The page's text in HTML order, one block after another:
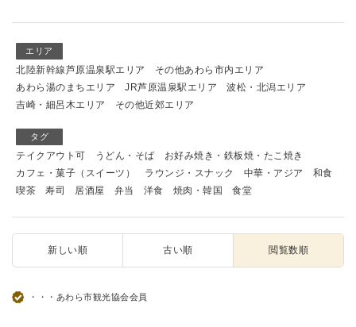
エリア
北陸新幹線芦原温泉駅エリア
その他あわら市内エリア
あわら湯のまちエリア
JR芦原温泉駅エリア
波松・北潟エリア
吉崎・細呂木エリア
その他近郊エリア
タグ
テイクアウト可 うどん・そば
お好み焼き・鉄板焼・たこ焼き
カフェ・菓子（スイーツ）
ラウンジ・スナック 中華・アジア
和食
喫茶
寿司 居酒屋 弁当 洋食 焼肉・韓国 食堂
新しい順 古い順 閲覧数順
・・・あわら市観光協会会員